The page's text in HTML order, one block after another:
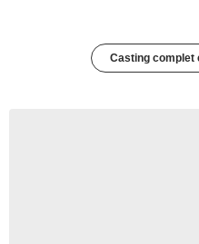
Casting complet